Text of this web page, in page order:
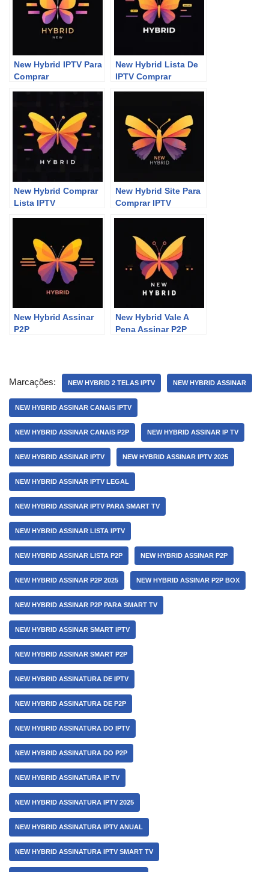
New Hybrid IPTV Para
Comprar
New Hybrid Lista De
IPTV Comprar
New Hybrid Comprar
Lista IPTV
New Hybrid Site Para
Comprar IPTV
New Hybrid Assinar
P2P
New Hybrid Vale A
Pena Assinar P2P
Marcações: NEW HYBRID 2 TELAS IPTV NEW HYBRID ASSINAR
NEW HYBRID ASSINAR CANAIS IPTV
NEW HYBRID ASSINAR CANAIS P2P NEW HYBRID ASSINAR IP TV
NEW HYBRID ASSINAR IPTV NEW HYBRID ASSINAR IPTV 2025
NEW HYBRID ASSINAR IPTV LEGAL
NEW HYBRID ASSINAR IPTV PARA SMART TV
NEW HYBRID ASSINAR LISTA IPTV
NEW HYBRID ASSINAR LISTA P2P NEW HYBRID ASSINAR P2P
NEW HYBRID ASSINAR P2P 2025 NEW HYBRID ASSINAR P2P BOX
NEW HYBRID ASSINAR P2P PARA SMART TV
NEW HYBRID ASSINAR SMART IPTV
NEW HYBRID ASSINAR SMART P2P
NEW HYBRID ASSINATURA DE IPTV
NEW HYBRID ASSINATURA DE P2P
NEW HYBRID ASSINATURA DO IPTV
NEW HYBRID ASSINATURA DO P2P
NEW HYBRID ASSINATURA IP TV
NEW HYBRID ASSINATURA IPTV 2025
NEW HYBRID ASSINATURA IPTV ANUAL
NEW HYBRID ASSINATURA IPTV SMART TV